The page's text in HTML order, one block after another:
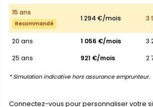
15 ans
Recommandé
1 294 €/mois 3
20 ans 1 056 €/mois
3
25 ans
921 €/mois 2
* Simulation indicative hors assurance emprunteur.
Connectez-vous pour personnaliser votre